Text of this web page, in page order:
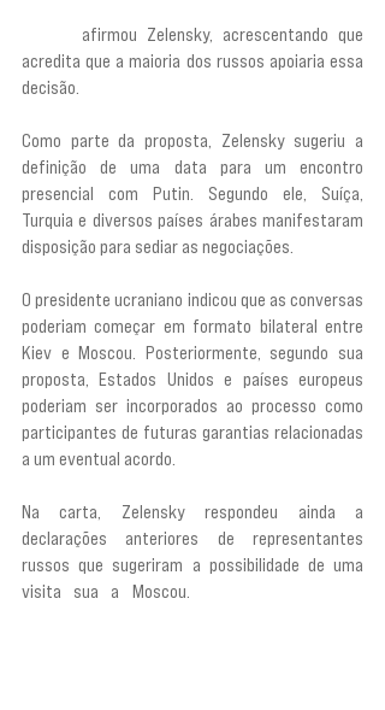
afirmou Zelensky, acrescentando que
acredita que a maioria dos russos apoiaria essa
decisão.
Como parte da proposta, Zelensky sugeriu a
definição de uma data para um encontro
presencial com Putin. Segundo ele, Suíça,
Turquia e diversos países árabes manifestaram
disposição para sediar as negociações.
O presidente ucraniano indicou que as conversas
poderiam começar em formato bilateral entre
Kiev e Moscou. Posteriormente, segundo sua
proposta, Estados Unidos e países europeus
poderiam ser incorporados ao processo como
participantes de futuras garantias relacionadas
a um eventual acordo.
Na carta, Zelensky respondeu ainda a
declarações anteriores de representantes
russos que sugeriram a possibilidade de uma
visita sua a Moscou.